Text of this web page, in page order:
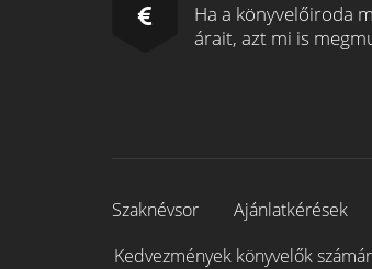
Ha a könyvelőiroda
árait, azt mi is
Szaknévsor Ajánlatkérések
Kedvezmények könyvelők